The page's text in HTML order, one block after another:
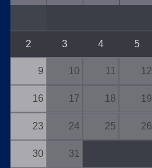
2 3 4 5
9 10 11 12
16 17 18 19
23 24 25 26
30 31